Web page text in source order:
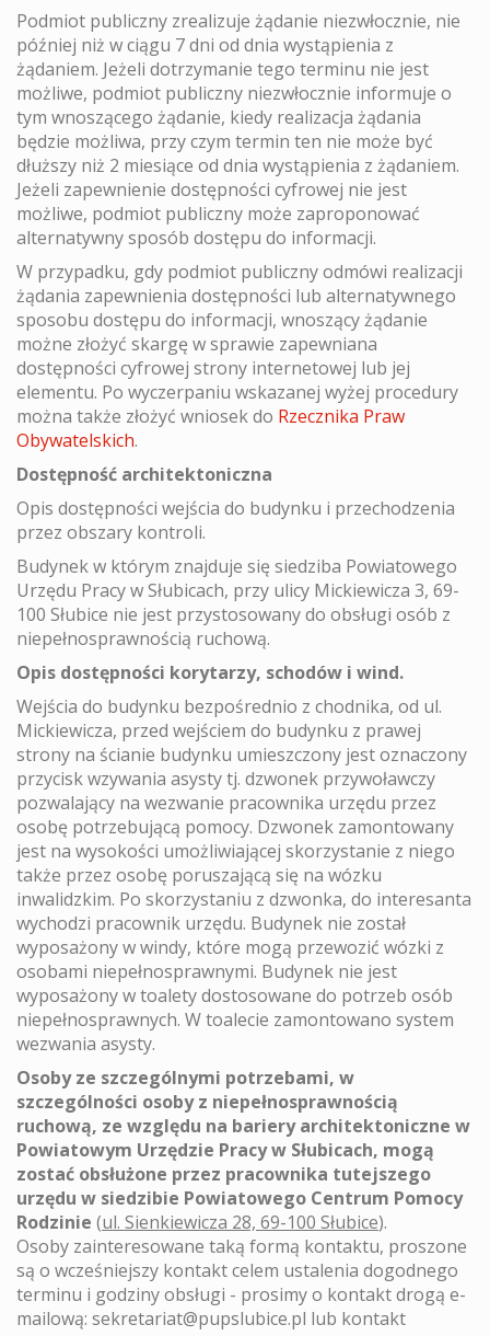
Podmiot publiczny zrealizuje żądanie niezwłocznie, nie
później niż w ciągu 7 dni od dnia wystąpienia z
żądaniem. Jeżeli dotrzymanie tego terminu nie jest
możliwe, podmiot publiczny niezwłocznie informuje o
tym wnoszącego żądanie, kiedy realizacja żądania
będzie możliwa, przy czym termin ten nie może być
dłuższy niż 2 miesiące od dnia wystąpienia z żądaniem.
Jeżeli zapewnienie dostępności cyfrowej nie jest
możliwe, podmiot publiczny może zaproponować
alternatywny sposób dostępu do informacji.
W przypadku, gdy podmiot publiczny odmówi realizacji
żądania zapewnienia dostępności lub alternatywnego
sposobu dostępu do informacji, wnoszący żądanie
możne złożyć skargę w sprawie zapewniana
dostępności cyfrowej strony internetowej lub jej
elementu. Po wyczerpaniu wskazanej wyżej procedury
można także złożyć wniosek do Rzecznika Praw
Obywatelskich.
Dostępność architektoniczna
Opis dostępności wejścia do budynku i przechodzenia
przez obszary kontroli.
Budynek w którym znajduje się siedziba Powiatowego
Urzędu Pracy w Słubicach, przy ulicy Mickiewicza 3, 69-
100 Słubice nie jest przystosowany do obsługi osób z
niepełnosprawnością ruchową.
Opis dostępności korytarzy, schodów i wind.
Wejścia do budynku bezpośrednio z chodnika, od ul.
Mickiewicza, przed wejściem do budynku z prawej
strony na ścianie budynku umieszczony jest oznaczony
przycisk wzywania asysty tj. dzwonek przywoławczy
pozwalający na wezwanie pracownika urzędu przez
osobę potrzebującą pomocy. Dzwonek zamontowany
jest na wysokości umożliwiającej skorzystanie z niego
także przez osobę poruszającą się na wózku
inwalidzkim. Po skorzystaniu z dzwonka, do interesanta
wychodzi pracownik urzędu. Budynek nie został
wyposażony w windy, które mogą przewozić wózki z
osobami niepełnosprawnymi. Budynek nie jest
wyposażony w toalety dostosowane do potrzeb osób
niepełnosprawnych. W toalecie zamontowano system
wezwania asysty.
Osoby ze szczególnymi potrzebami, w
szczególności osoby z niepełnosprawnością
ruchową, ze względu na bariery architektoniczne w
Powiatowym Urzędzie Pracy w Słubicach, mogą
zostać obsłużone przez pracownika tutejszego
urzędu w siedzibie Powiatowego Centrum Pomocy
Rodzinie (ul. Sienkiewicza 28, 69-100 Słubice).
Osoby zainteresowane taką formą kontaktu, proszone
są o wcześniejszy kontakt celem ustalenia dogodnego
terminu i godziny obsługi - prosimy o kontakt drogą e-
mailową: sekretariat@pupslubice.pl lub kontakt